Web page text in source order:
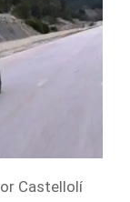
Castellolí